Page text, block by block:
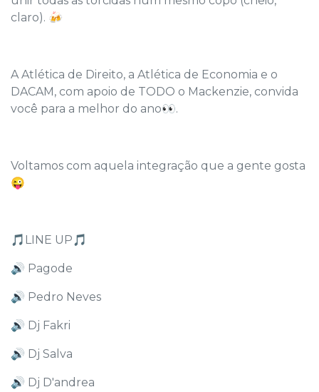
claro). 🍻
A Atlética de Direito, a Atlética de Economia e o
DACAM, com apoio de TODO o Mackenzie, convida
você para a melhor do ano👀.
Voltamos com aquela integração que a gente gosta
😜
🎵LINE UP🎵
🔊 Pagode
🔊 Pedro Neves
🔊 Dj Fakri
🔊 Dj Salva
🔊 Dj D'andrea